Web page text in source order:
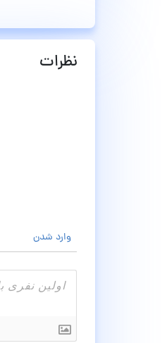
نظرات
وارد شدن